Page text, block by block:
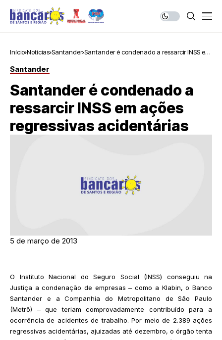
Início Notícias Santander Santander é condenado a ressarcir INSS em
Santander
Santander é condenado a
ressarcir INSS em ações
regressivas acidentárias
5 de março de 2013
O Instituto Nacional do Seguro Social (INSS) conseguiu na
Justiça a condenação de empresas – como a Klabin, o Banco
Santander e a Companhia do Metropolitano de São Paulo
(Metrô) – que teriam comprovadamente contribuído para a
ocorrência de acidentes de trabalho. Por meio de 2.389 ações
regressivas acidentárias, ajuizadas até dezembro, o órgão tenta